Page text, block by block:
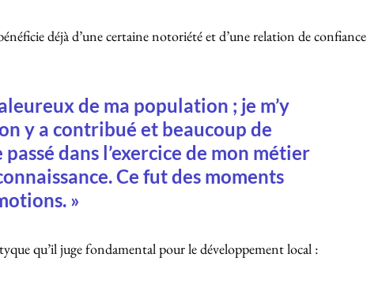
déjà d’une certaine notoriété et d’une relation de confiance
de ma population ; je m’y
y a contribué et beaucoup de
dans l’exercice de mon métier
Ce fut des moments
»
qu’il juge fondamental pour le développement local :